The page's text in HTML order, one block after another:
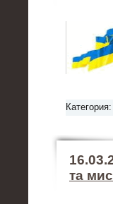
Категория:
та